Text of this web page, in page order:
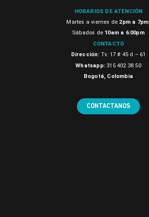
HORARIOS DE ATENCIÓN
Martes a viernes de 2pm a 7pm
Sábados de 10am a 6:00pm
CONTACTO
Dirección: Tv. 17 # 45 d – 61
Whatsapp: 315 402 38 50
Bogotá, Colombia
CONTACTANOS